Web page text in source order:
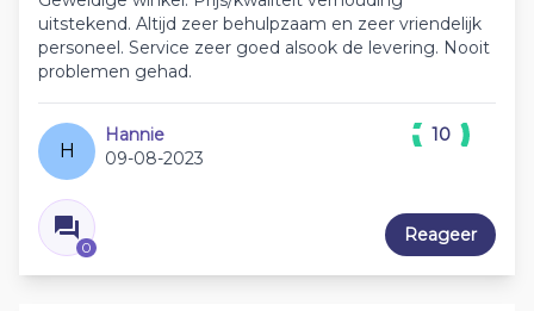
uitstekend. Altijd zeer behulpzaam en zeer vriendelijk
personeel. Service zeer goed alsook de levering. Nooit
problemen gehad.
H
Hannie
09-08-2023
0
10
Reageer